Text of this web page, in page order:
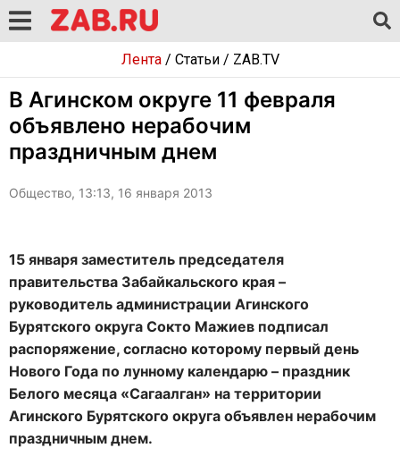
Лента/ Статьи/ ZAB.TV
В Агинском округе 11 февраля
объявлено нерабочим
праздничным днем
Общество, 13:13, 16 января 2013
15 января заместитель председателя
правительства Забайкальского края –
руководитель администрации Агинского
Бурятского округа Сокто Мажиев подписал
распоряжение, согласно которому первый день
Нового Года по лунному календарю – праздник
Белого месяца «Сагаалган» на территории
Агинского Бурятского округа объявлен нерабочим
праздничным днем.